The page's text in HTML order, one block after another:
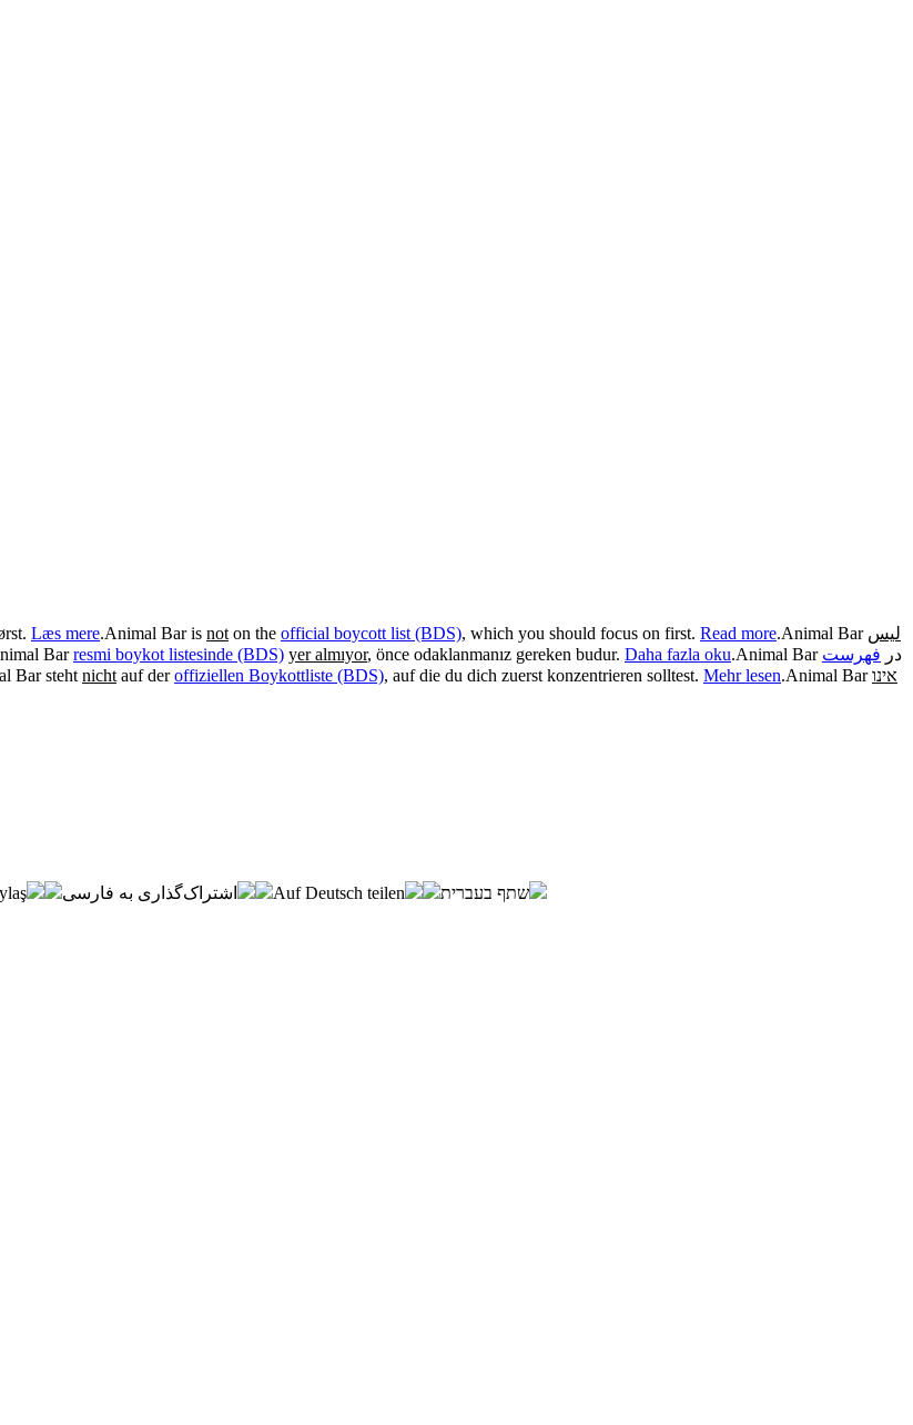
Læs mere.Animal Bar is not on the official boycott list (BDS), which you should focus on first. Read more.Animal Bar ليس
Barresmi boykot listesinde (BDS) yer almıyor, önce odaklanmanız gereken budur. Daha fazla oku. Animal Bar در فهرست
Bar steht nicht auf deroffiziellen Boykottliste (BDS), auf die du dich zuerst konzentrieren solltest. Mehr lesen.Animal Barאינו
اشتراک‌گذاری به فارسی Auf Deutsch teilen שתף בעברית